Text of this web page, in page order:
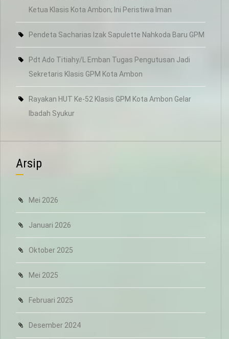
Ketua Klasis Kota Ambon; Ini Peristiwa Iman
Pendeta Sacharias Izak Sapulette Nahkoda Baru GPM
Pdt Ado Titiahy/L Emban Tugas Pengutusan Jadi
Sekretaris Klasis GPM Kota Ambon
Rayakan HUT Ke-52 Klasis GPM Kota Ambon Gelar
Ibadah Syukur
Arsip
Mei 2026
Januari 2026
Oktober 2025
Mei 2025
Februari 2025
Desember 2024